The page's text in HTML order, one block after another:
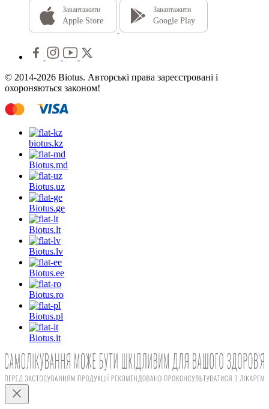
Завантажити
Apple Store
Завантажити
Google Play
© 2014-2026 Biotus. Авторські права зареєстровані і
охороняються законом!
biotus.kz
Biotus.md
Biotus.uz
Biotus.ge
Biotus.lt
Biotus.lv
Biotus.ee
Biotus.ro
Biotus.pl
Biotus.it